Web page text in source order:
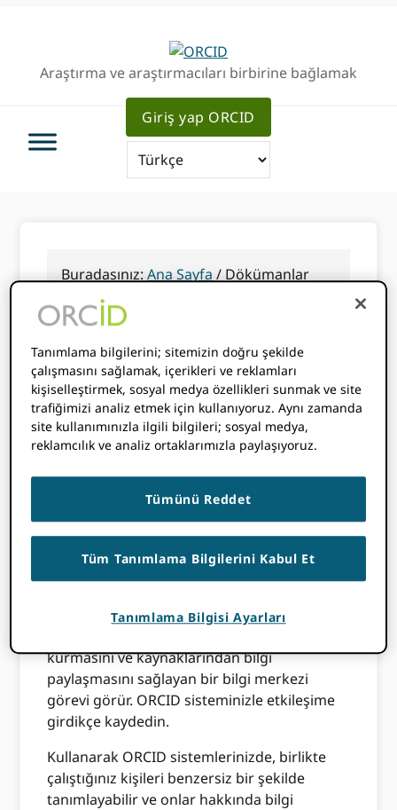
Araştırma ve araştırmacıları birbirine bağlamak
Giriş yap ORCID
Buradasınız:Ana Sayfa / Dökümanlar
Dökümanlar
ORCID araştırmacıları netleştirir ve insanları
araştırma faaliyetleriyle birleştirir. Bu,
istihdam bağlantılarını, araştırma çıktılarını,
finansmanı, emsal değerlendirme faaliyetini,
araştırma kaynaklarını, toplum üyeliğini,
ayrımları ve diğer akademik altyapıyı içerir.
Bağlantılar, mevcut iş akışlarınızda
API'miz kullanılarak yapılır
ORCID yazarlarınızın ve hakemlerinizin
kurmasını ve kaynaklarından bilgi
paylaşmasını sağlayan bir bilgi merkezi
görevi görür. ORCID sisteminizle etkileşime
girdikçe kaydedin.
Kullanarak ORCID sistemlerinizde, birlikte
çalıştığınız kişileri benzersiz bir şekilde
tanımlayabilir ve onlar hakkında bilgi
Tanımlama bilgilerini; sitemizin doğru şekilde
çalışmasını sağlamak, içerikleri ve reklamları
kişiselleştirmek, sosyal medya özellikleri sunmak ve site
trafiğimizi analiz etmek için kullanıyoruz. Aynı zamanda
site kullanımınızla ilgili bilgileri; sosyal medya,
reklamcılık ve analiz ortaklarımızla paylaşıyoruz.
Tümünü Reddet
Tüm Tanımlama Bilgilerini Kabul Et
Tanımlama Bilgisi Ayarları